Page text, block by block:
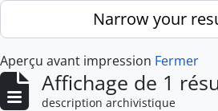
Skip to main contentNarrow your
Aperçu avant impression Fermer
Affichage de 1
description archivistique